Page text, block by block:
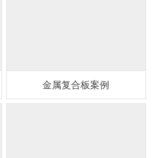
金属复合板案例